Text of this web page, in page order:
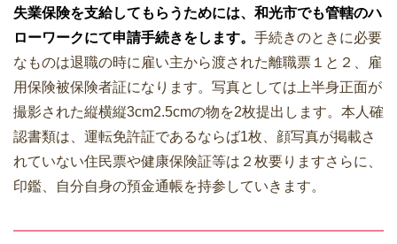
失業保険を支給してもらうためには、和光市でも管轄のハ
ローワークにて申請手続きをします。 手続きのときに必要
なものは退職の時に雇い主から渡された離職票１と２、雇
用保険被保険者証になります。写真としては上半身正面が
撮影された縦横縦3cm2.5cmの物を2枚提出します。本人確
認書類は、運転免許証であるならば1枚、顔写真が掲載さ
れていない住民票や健康保険証等は２枚要りますさらに、
印鑑、自分自身の預金通帳を持参していきます。